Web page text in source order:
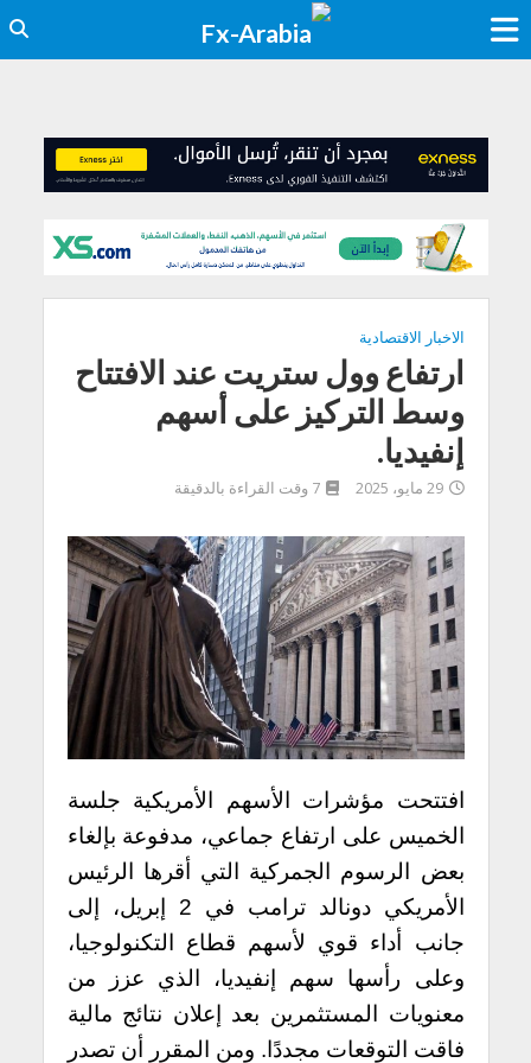
الاخبار الاقتصادية
ارتفاع وول ستريت عند الافتتاح
وسط التركيز على أسهم
إنفيديا.
29 مايو، 2025 7 وقت القراءة بالدقيقة
افتتحت مؤشرات الأسهم الأمريكية جلسة
الخميس على ارتفاع جماعي، مدفوعة بإلغاء
بعض الرسوم الجمركية التي أقرها الرئيس
الأمريكي دونالد ترامب في 2 إبريل، إلى
جانب أداء قوي لأسهم قطاع التكنولوجيا،
وعلى رأسها سهم إنفيديا، الذي عزز من
معنويات المستثمرين بعد إعلان نتائج مالية
فاقت التوقعات مجددًا. ومن المقرر أن تصدر